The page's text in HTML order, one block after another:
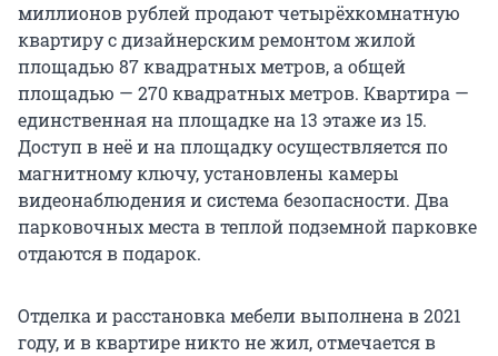
миллионов рублей продают четырёхкомнатную
квартиру с дизайнерским ремонтом жилой
площадью 87 квадратных метров, а общей
площадью — 270 квадратных метров. Квартира —
единственная на площадке на 13 этаже из 15.
Доступ в неё и на площадку осуществляется по
магнитному ключу, установлены камеры
видеонаблюдения и система безопасности. Два
парковочных места в теплой подземной парковке
отдаются в подарок.
Отделка и расстановка мебели выполнена в 2021
году, и в квартире никто не жил, отмечается в